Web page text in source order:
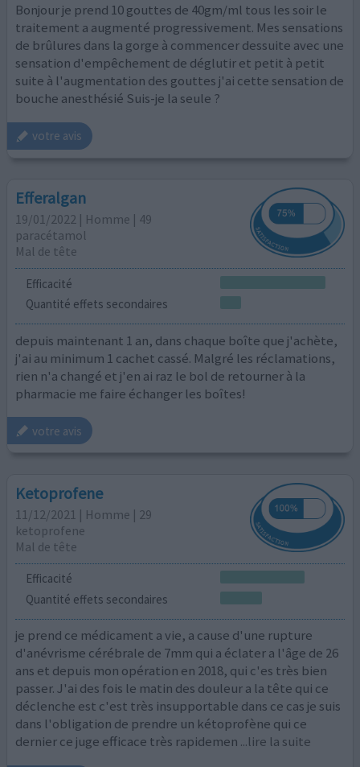
Bonjour je prend 10 gouttes de 40gm/ml tous les soir le
traitement a augmenté progressivement. Mes sensations
de brûlures dans la gorge à commencer dessuite avec une
sensation d'empêchement de déglutir et petit à petit
suite à l'augmentation des gouttes j'ai cette sensation de
bouche anesthésié Suis-je la seule ?
votre avis
Efferalgan
19/01/2022 | Homme | 49
paracétamol
Mal de tête
Efficacité
Quantité effets secondaires
depuis maintenant 1 an, dans chaque boîte que j'achète,
j'ai au minimum 1 cachet cassé. Malgré les réclamations,
rien n'a changé et j'en ai raz le bol de retourner à la
pharmacie me faire échanger les boîtes!
votre avis
Ketoprofene
11/12/2021 | Homme | 29
ketoprofene
Mal de tête
Efficacité
Quantité effets secondaires
je prend ce médicament a vie, a cause d'une rupture
d'anévrisme cérébrale de 7mm qui a éclater a l'âge de 26
ans et depuis mon opération en 2018, qui c'es très bien
passer. J'ai des fois le matin des douleur a la tête qui ce
déclenche est c'est très insupportable dans ce cas je suis
dans l'obligation de prendre un kétoprofène qui ce
dernier ce juge efficace très rapidemen ...lire la suite